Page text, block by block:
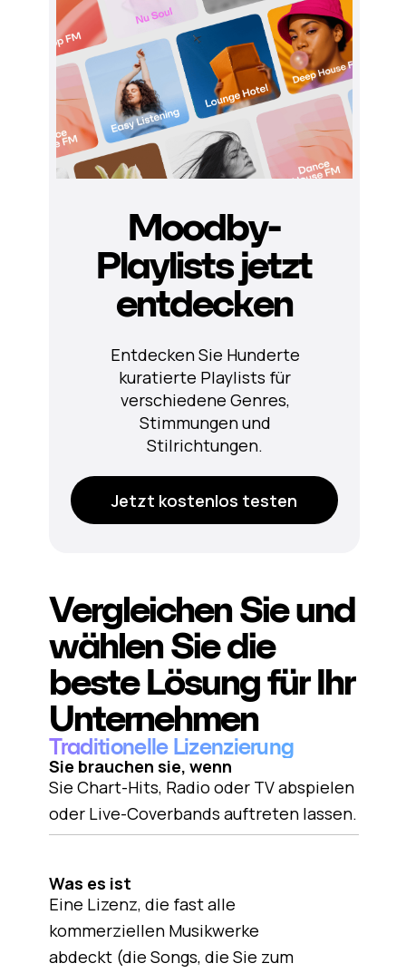
Entdecken Sie Hunderte
kuratierte Playlists für
verschiedene Genres,
Stimmungen und
Stilrichtungen.
Jetzt kostenlos testen
Moodby-
Playlists jetzt
entdecken
Vergleichen Sie und
wählen Sie die
beste Lösung für Ihr
Unternehmen
Traditionelle Lizenzierung
Sie brauchen sie, wenn
Sie Chart-Hits, Radio oder TV abspielen
oder Live-Coverbands auftreten lassen.
Was es ist
Eine Lizenz, die fast alle
kommerziellen Musikwerke
abdeckt (die Songs, die Sie zum